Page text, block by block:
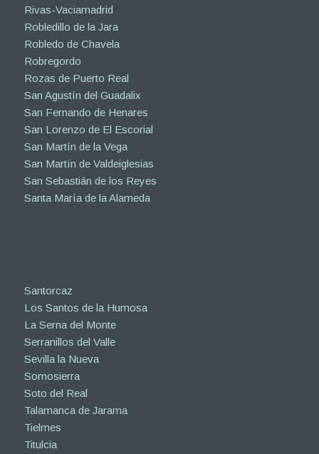
Rivas-Vaciamadrid
Robledillo de la Jara
Robledo de Chavela
Robregordo
Rozas de Puerto Real
San Agustín del Guadalix
San Fernando de Henares
San Lorenzo de El Escorial
San Martín de la Vega
San Martín de Valdeiglesias
San Sebastián de los Reyes
Santa María de la Alameda
Santorcaz
Los Santos de la Humosa
La Serna del Monte
Serranillos del Valle
Sevilla la Nueva
Somosierra
Soto del Real
Talamanca de Jarama
Tielmes
Titulcia